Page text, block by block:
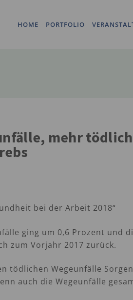
HOME PORTFOLIO
mehr
bei der Arbeit 2018“
ging um 0,6 Prozent und
zum Vorjahr 2017 zurück.
tödlichen Wegeunfälle
auch die Wegeunfälle